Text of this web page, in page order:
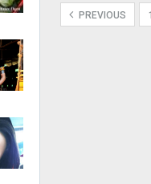
PREVIOUS